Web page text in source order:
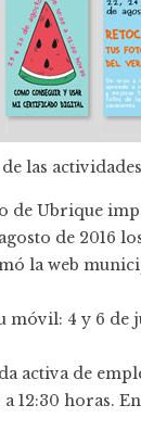
las
de Ubrique
de 2016
la web
móvil: 4 y 6 de
activa de
12:30 horas.